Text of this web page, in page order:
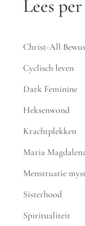
Lees
Christ-All
Cyclisch leven
Dark Feminine
Heksenwond
Krachtplekken
Maria
Menstruatie
Sisterhood
Spiritualiteit